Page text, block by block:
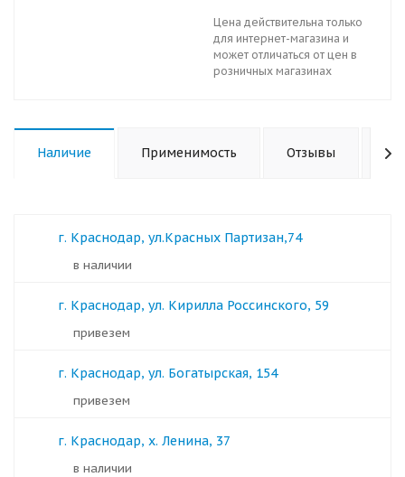
Цена действительна только
для интернет-магазина и
может отличаться от цен в
розничных магазинах
Наличие Применимость Отзывы
г. Краснодар, ул.Красных Партизан,74
в наличии
г. Краснодар, ул. Кирилла Россинского, 59
Привезем
г. Краснодар, ул. Богатырская, 154
Привезем
г. Краснодар, х. Ленина, 37
в наличии